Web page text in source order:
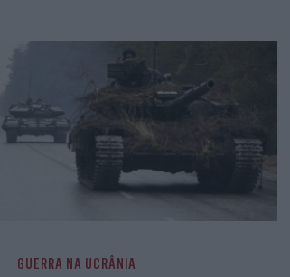
GUERRA NA UCRÂNIA